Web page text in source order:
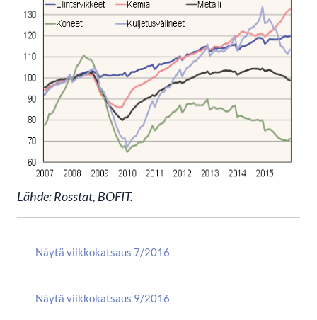
Lähde: Rosstat, BOFIT.
Näytä viikkokatsaus 7/2016
Näytä viikkokatsaus 9/2016